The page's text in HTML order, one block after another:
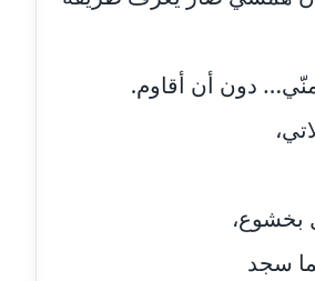
ابو زيد
اسامه
دون أن أقاوم.
بخشوع،
سجد